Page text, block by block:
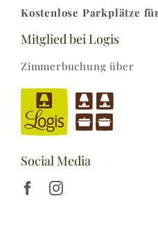
Kostenlose Parkplätze
Mitglied bei Logis
Zimmerbuchung über
Social Media